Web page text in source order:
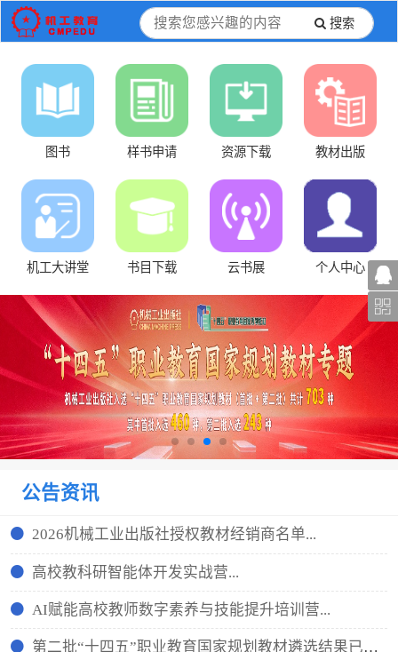
搜索
图书 样书申请 资源下载 教材出版
机工大讲堂 书目下载 云书展 个人中心
公告资讯
2026机械工业出版社授权教材经销商名单...
高校教科研智能体开发实战营...
AI赋能高校教师数字素养与技能提升培训营...
第二批“十四五”职业教育国家规划教材遴选结果已公示...